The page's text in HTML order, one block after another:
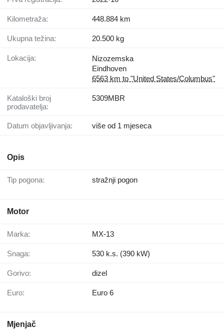
Kilometraža: 448.884 km
Ukupna težina: 20.500 kg
Lokacija:
Nizozemska
Eindhoven
6563 km to "United States/Columbus"
Kataloški broj
prodavatelja:
5309MBR
Datum objavljivanja: više od 1 mjeseca
Opis
Tip pogona: stražnji pogon
Motor
Marka: MX-13
Snaga: 530 k.s. (390 kW)
Gorivo: dizel
Euro: Euro 6
Mjenjač